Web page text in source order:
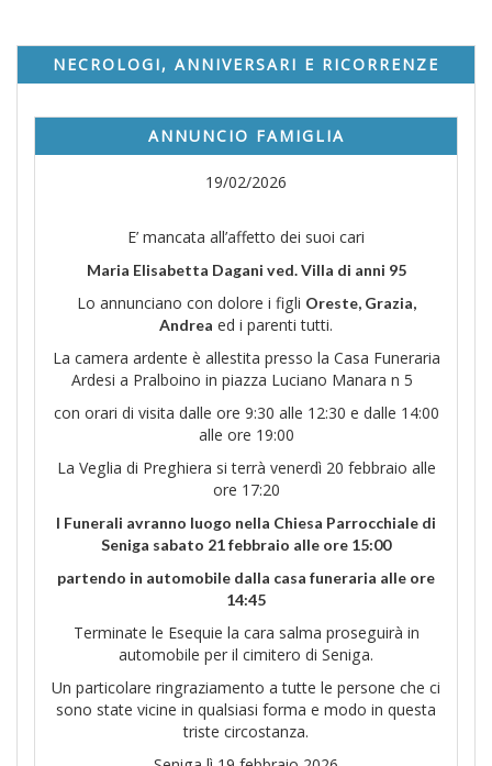
NECROLOGI, ANNIVERSARI E RICORRENZE
ANNUNCIO FAMIGLIA
19/02/2026
E’ mancata all’affetto dei suoi cari
Maria Elisabetta Dagani ved. Villa di anni 95
Lo annunciano con dolore i figli Oreste, Grazia,
Andrea ed i parenti tutti.
La camera ardente è allestita presso la Casa Funeraria
Ardesi a Pralboino in piazza Luciano Manara n 5
con orari di visita dalle ore 9:30 alle 12:30 e dalle 14:00
alle ore 19:00
La Veglia di Preghiera si terrà venerdì 20 febbraio alle
ore 17:20
I Funerali avranno luogo nella Chiesa Parrocchiale di
Seniga sabato 21 febbraio alle ore 15:00
partendo in automobile dalla casa funeraria alle ore
14:45
Terminate le Esequie la cara salma proseguirà in
automobile per il cimitero di Seniga.
Un particolare ringraziamento a tutte le persone che ci
sono state vicine in qualsiasi forma e modo in questa
triste circostanza.